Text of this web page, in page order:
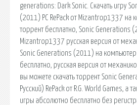
generations: Dark Sonic. Скачать игру
(2011) PC RePack от Mizantrop1337 на
торрент бесплатно, Sonic Generations
Mizantrop1337 русская версия от
Sonic Generations (2011) на компьютер
бесплатно, русская версия от
вы можете скачать торрент Sonic
Русский) RePack от R.G. World Games, а
игры абсолютно бесплатно без